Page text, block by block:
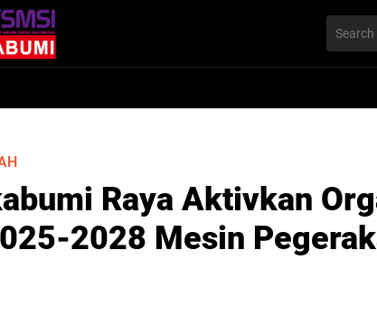
Raya Aktivkan
2028 Mesin